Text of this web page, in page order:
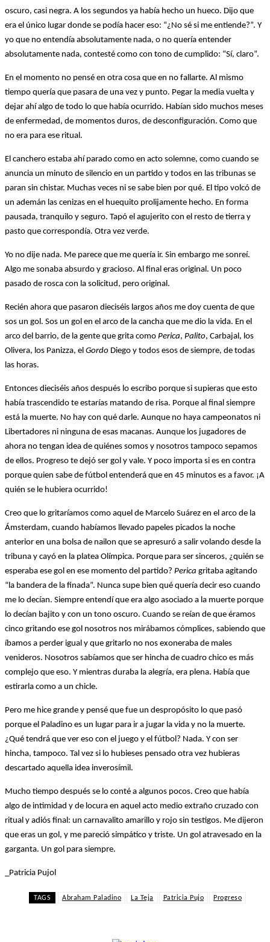
oscuro, casi negra. A los segundos ya había hecho un hueco. Dijo que
era el único lugar donde se podía hacer eso: “¿No sé si me entiende?”. Y
yo que no entendía absolutamente nada, o no quería entender
absolutamente nada, contesté como con tono de cumplido: “Sí, claro”.
En el momento no pensé en otra cosa que en no fallarte. Al mismo
tiempo quería que pasara de una vez y punto. Pegar la media vuelta y
dejar ahí algo de todo lo que había ocurrido. Habían sido muchos meses
de enfermedad, de momentos duros, de desconfiguración. Como que
no era para ese ritual.
El canchero estaba ahí parado como en acto solemne, como cuando se
anuncia un minuto de silencio en un partido y todos en las tribunas se
paran sin chistar. Muchas veces ni se sabe bien por qué. El tipo volcó de
un ademán las cenizas en el huequito prolijamente hecho. En forma
pausada, tranquilo y seguro. Tapó el agujerito con el resto de tierra y
pasto que correspondía. Otra vez verde.
Yo no dije nada. Me parece que me quería ir. Sin embargo me sonreí.
Algo me sonaba absurdo y gracioso. Al final eras original. Un poco
pasado de rosca con la solicitud, pero original.
Recién ahora que pasaron dieciséis largos años me doy cuenta de que
sos un gol. Sos un gol en el arco de la cancha que me dio la vida. En el
arco del barrio, de la gente que grita como Perica, Palito, Carbajal, los
Olivera, los Panizza, el Gordo Diego y todos esos de siempre, de todas
las horas.
Entonces dieciséis años después lo escribo porque si supieras que esto
había trascendido te estarías matando de risa. Porque al final siempre
está la muerte. No hay con qué darle. Aunque no haya campeonatos ni
Libertadores ni ninguna de esas macanas. Aunque los jugadores de
ahora no tengan idea de quiénes somos y nosotros tampoco sepamos
de ellos. Progreso te dejó ser gol y vale. Y poco importa si es en contra
porque quien sabe de fútbol entenderá que en 45 minutos es a favor. ¡A
quién se le hubiera ocurrido!
Creo que lo gritaríamos como aquel de Marcelo Suárez en el arco de la
Ámsterdam, cuando habíamos llevado papeles picados la noche
anterior en una bolsa de nailon que se apresuró a salir volando desde la
tribuna y cayó en la platea Olímpica. Porque para ser sinceros, ¿quién se
esperaba ese gol en ese momento del partido? Perica gritaba agitando
“la bandera de la finada”. Nunca supe bien qué quería decir eso cuando
me lo decían. Siempre entendí que era algo asociado a la muerte porque
lo decían bajito y con un tono oscuro. Cuando se reían de que éramos
cinco gritando ese gol nosotros nos mirábamos cómplices, sabiendo que
íbamos a perder igual y que gritarlo no nos exoneraba de males
venideros. Nosotros sabíamos que ser hincha de cuadro chico es más
complejo que eso. Y mientras duraba la alegría, era plena. Había que
estirarla como a un chicle.
Pero me hice grande y pensé que fue un despropósito lo que pasó
porque el Paladino es un lugar para ir a jugar la vida y no la muerte.
¿Qué tendrá que ver eso con el juego y el fútbol? Nada. Y con ser
hincha, tampoco. Tal vez si lo hubieses pensado otra vez hubieras
descartado aquella idea inverosímil.
Mucho tiempo después se lo conté a algunos pocos. Creo que había
algo de intimidad y de locura en aquel acto medio extraño cruzado con
ritual y adiós final: un carnavalito amarillo y rojo sin testigos. Me dijeron
que eras un gol, y me pareció simpático y triste. Un gol atravesado en la
garganta. Un gol para siempre.
_Patricia Pujol
TAGS Abraham Paladino La Teja Patricia Pujo Progreso